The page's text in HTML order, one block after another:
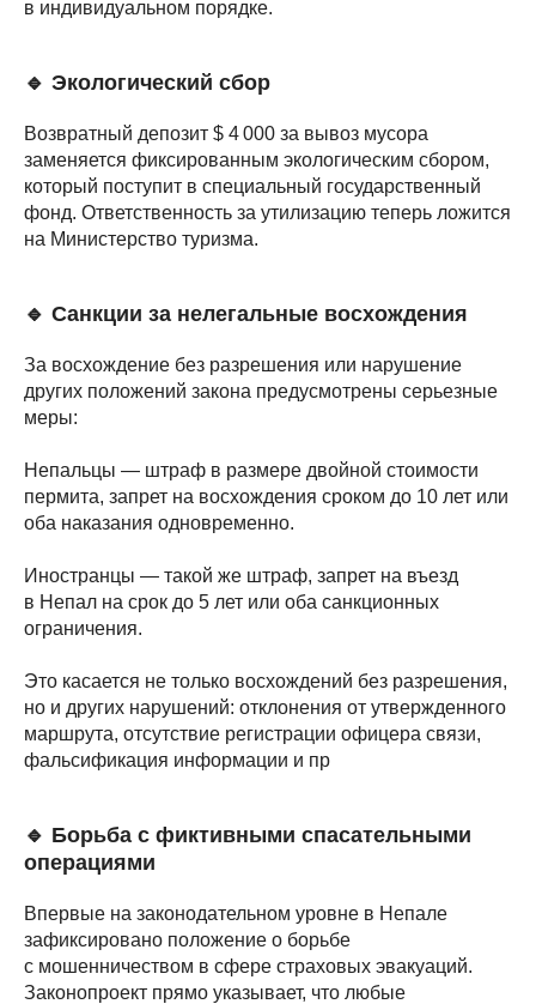
в индивидуальном порядке.
🔹 Экологический сбор
Возвратный депозит $ 4 000 за вывоз мусора
заменяется фиксированным экологическим сбором,
который поступит в специальный государственный
фонд. Ответственность за утилизацию теперь ложится
на Министерство туризма.
🔹 Санкции за нелегальные восхождения
За восхождение без разрешения или нарушение
других положений закона предусмотрены серьезные
меры:
Непальцы — штраф в размере двойной стоимости
пермита, запрет на восхождения сроком до 10 лет или
оба наказания одновременно.
Иностранцы — такой же штраф, запрет на въезд
в Непал на срок до 5 лет или оба санкционных
ограничения.
Это касается не только восхождений без разрешения,
но и других нарушений: отклонения от утвержденного
маршрута, отсутствие регистрации офицера связи,
фальсификация информации и пр
🔹 Борьба с фиктивными спасательными
операциями
Впервые на законодательном уровне в Непале
зафиксировано положение о борьбе
с мошенничеством в сфере страховых эвакуаций.
Законопроект прямо указывает, что любые